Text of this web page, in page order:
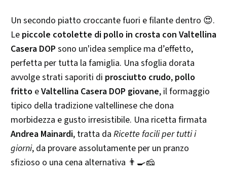
Un secondo piatto croccante fuori e filante dentro 😍.
Le piccole cotolette di pollo in crosta con Valtellina
Casera DOP sono un'idea semplice ma d’effetto,
perfetta per tutta la famiglia. Una sfoglia dorata
avvolge strati saporiti di prosciutto crudo, pollo
fritto eValtellina Casera DOP giovane, il formaggio
tipico della tradizione valtellinese che dona
morbidezza e gusto irresistibile. Una ricetta firmata
Andrea Mainardi, tratta da Ricette facili per tutti i
giorni, da provare assolutamente per un pranzo
sfizioso o una cena alternativa 👨‍🍳🧀